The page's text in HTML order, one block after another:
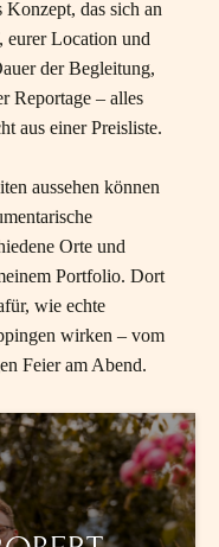
das sich an
eurer Location und
der Begleitung,
Reportage – alles
aus einer Preisliste.
aussehen können
Orte und
Portfolio. Dort
wie echte
wirken – vom
Feier am Abend.